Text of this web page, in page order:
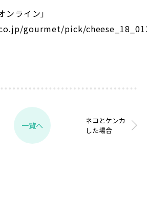
ライン」
gourmet/pick/
一覧へ
ネコとケンカ
した場合